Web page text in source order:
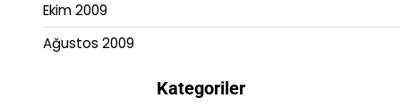
Ekim 2009
Ağustos 2009
Kategoriler